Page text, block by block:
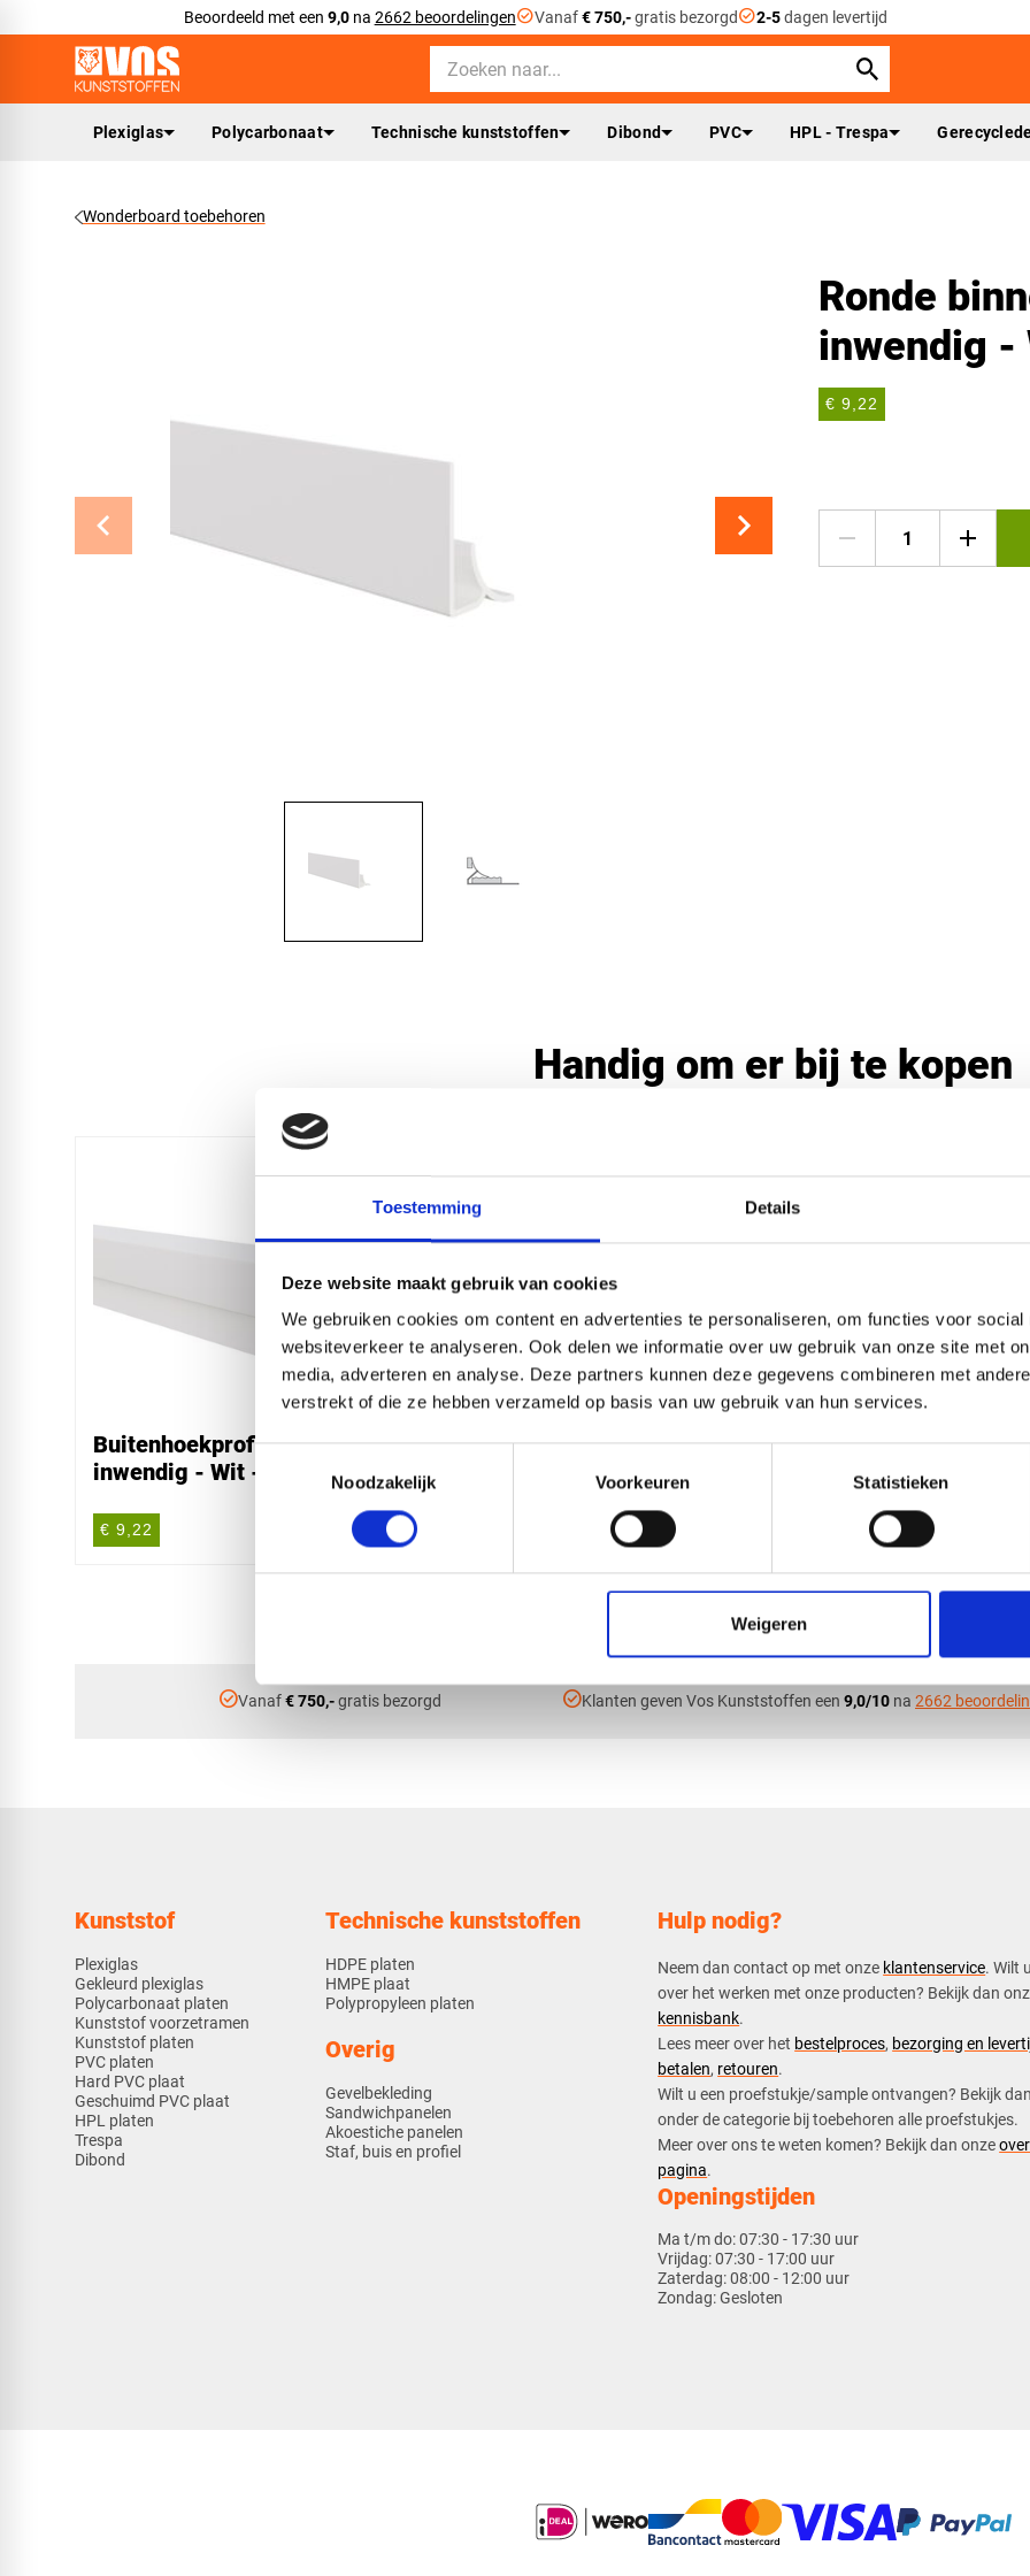
Toestemming Details
Deze website maakt gebruik van cookies
We gebruiken cookies om content en advertenties te personaliseren, om functies voor social
websiteverkeer te analyseren. Ook delen we informatie over uw gebruik van onze site met
media, adverteren en analyse. Deze partners kunnen deze gegevens combineren met
verstrekt of die ze hebben verzameld op basis van uw gebruik van hun services.
Noodzakelijk
Voorkeuren Statistieken
Weigeren
Beoordeeld met een 9,0na 2662 beoordelingencheck_circleVanaf€ 750,-gratis bezorgdcheck_circle2-5dagen levertijd
Plexiglas Polycarbonaat Technische kunststoffen Dibond PVC HPL - Trespa
Wonderboard toebehoren
Ronde
inwendig -
€ 9,22
Handig om er bij te kopen
Buitenhoekprofiel 2,3 mm
inwendig - Wit - 300 cm
€ 9,22
Start en eindprofiel 2,3
mm inwendig - Wit - 300
Verbindingsprofiel
mm inwendig - Wit -
€ 9,22
check_circleVanaf€ 750,-gratis bezorgd check_circleKlanten geven Vos Kunststoffen een 9,0/10 na 2662
Kunststof
Plexiglas
Gekleurd plexiglas
Polycarbonaat platen
Kunststof voorzetramen
Kunststof platen
PVC platen
Hard PVC plaat
Geschuimd PVC plaat
HPL platen
Trespa
Dibond
Technische kunststoffen
HDPE platen
HMPE plaat
Polypropyleen platen
Overig
Gevelbekleding
Sandwichpanelen
Akoestiche panelen
Staf, buis en profiel
Hulp nodig?
Neem dan contact op met onze klantenservice. Wilt
over het werken met onze producten? Bekijk dan
kennisbank.
​Lees meer over het bestelproces, bezorging en
betalen, retouren.​
​Wilt u een proefstukje/sample ontvangen? Bekijk dan
onder de categorie bij toebehoren alle proefstukjes.
​​Meer over ons te weten komen? Bekijk dan onze
pagina.
Openingstijden
Ma t/m do:07:30 - 17:30 uur
Vrijdag:07:30 - 17:00 uur
Zaterdag:08:00 - 12:00 uur
Zondag:Gesloten